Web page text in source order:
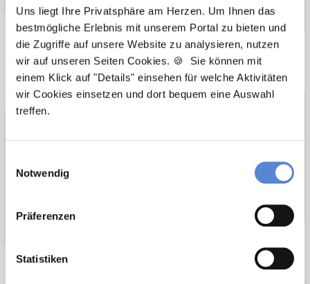
Uns liegt Ihre Privatsphäre am Herzen. Um Ihnen das
bestmögliche Erlebnis mit unserem Portal zu bieten und
die Zugriffe auf unsere Website zu analysieren, nutzen
wir auf unseren Seiten Cookies. 🍪 Sie können mit
einem Klick auf "Details" einsehen für welche Aktivitäten
wir Cookies einsetzen und dort bequem eine Auswahl
treffen.
Notwendig
Präferenzen
Statistiken
Wir pflanzen
Bäume
Wir fördern
Netzwerk-Partner